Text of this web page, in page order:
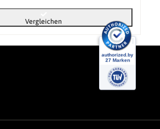
Vergleichen